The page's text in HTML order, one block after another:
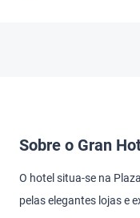
Sobre o Gran
O hotel situa-se na
pelas elegantes lojas e